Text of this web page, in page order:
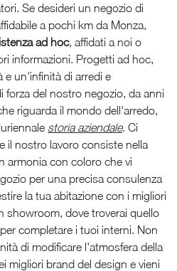
Se desideri un negozio di
a pochi km da Monza,
ad hoc, affidati a noi o
informazioni. Progetti ad hoc,
e un'infinità di arredi e
del nostro negozio, da anni
riguarda il mondo dell'arredo,
storia aziendale. Ci
il nostro lavoro consiste nella
armonia con coloro che vi
per una precisa consulenza
la tua abitazione con i migliori
showroom, dove troverai quello
completare i tuoi interni. Non
di modificare l'atmosfera della
migliori brand del design e vieni